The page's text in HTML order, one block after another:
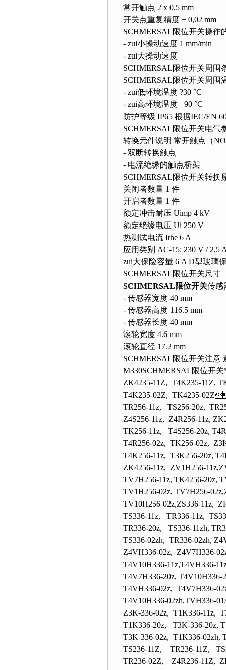
常开触点 2 x 0,5 mm
开关点重复精度 ± 0,02 mm
SCHMERSAL限位开关操作
- zui小操动速度 1 mm/min
- zui大操动速度
SCHMERSAL限位开关周围
SCHMERSAL限位开关周围
- zui低环境温度 ?30 °C
- zui高环境温度 +90 °C
防护等级 IP65 根据IEC/EN
SCHMERSAL限位开关电气
转换元件说明 常开触点（
- 双断转换触点
- 电流绝缘的触点桥架
SCHMERSAL限位开关转换
关闭者数量 1 件
开启者数量 1 件
额定冲击耐压 Uimp 4 kV
额定绝缘电压 Ui 250 V
热测试电流 Ithe 6 A
应用类别 AC-15: 230 V / 2,5
zui大保险容量 6 A D型玻璃
SCHMERSAL限位开关尺寸
SCHMERSAL限位开关传感
- 传感器宽度 40 mm
- 传感器高度 116.5 mm
- 传感器长度 40 mm
滚轮宽度 4.6 mm
滚轮直径 17.2 mm
SCHMERSAL限位开关注意
M330SCHMERSAL限位开关*
ZK4235-11Z, T4K235-11Z,
T4K235-02Z, TK4235-
TR256-11z, TS256-20z,
Z4S256-11z, Z4R256-11z,
TK256-11z, T4S256-20z,
T4R256-02z, TK256-02z,
T4K256-11z, T3K256-20z,
ZK4256-11z, ZV1H256-
TV7H256-11z, TK4256-20z,
TV1H256-02z, TV7H256-
TV10H256-02z,ZS336-11z,
TS336-11z, TR336-11z,
TR336-20z, TS336-11zh,
TS336-02zh, TR336-02zh,
Z4VH336-02z, Z4V7H336-
T4V10H336-11z,T4VH336-
T4V7H336-20z, T4V10H336-
T4VH336-02z, T4V7H336-
T4V10H336-02zh,TVH336-
Z3K-336-02z, T1K336-11z,
T1K336-20z, T3K-336-20z,
T3K-336-02z, T1K336-
TS236-11Z, TR236-11Z,
TR236-02Z, Z4R236-11Z,